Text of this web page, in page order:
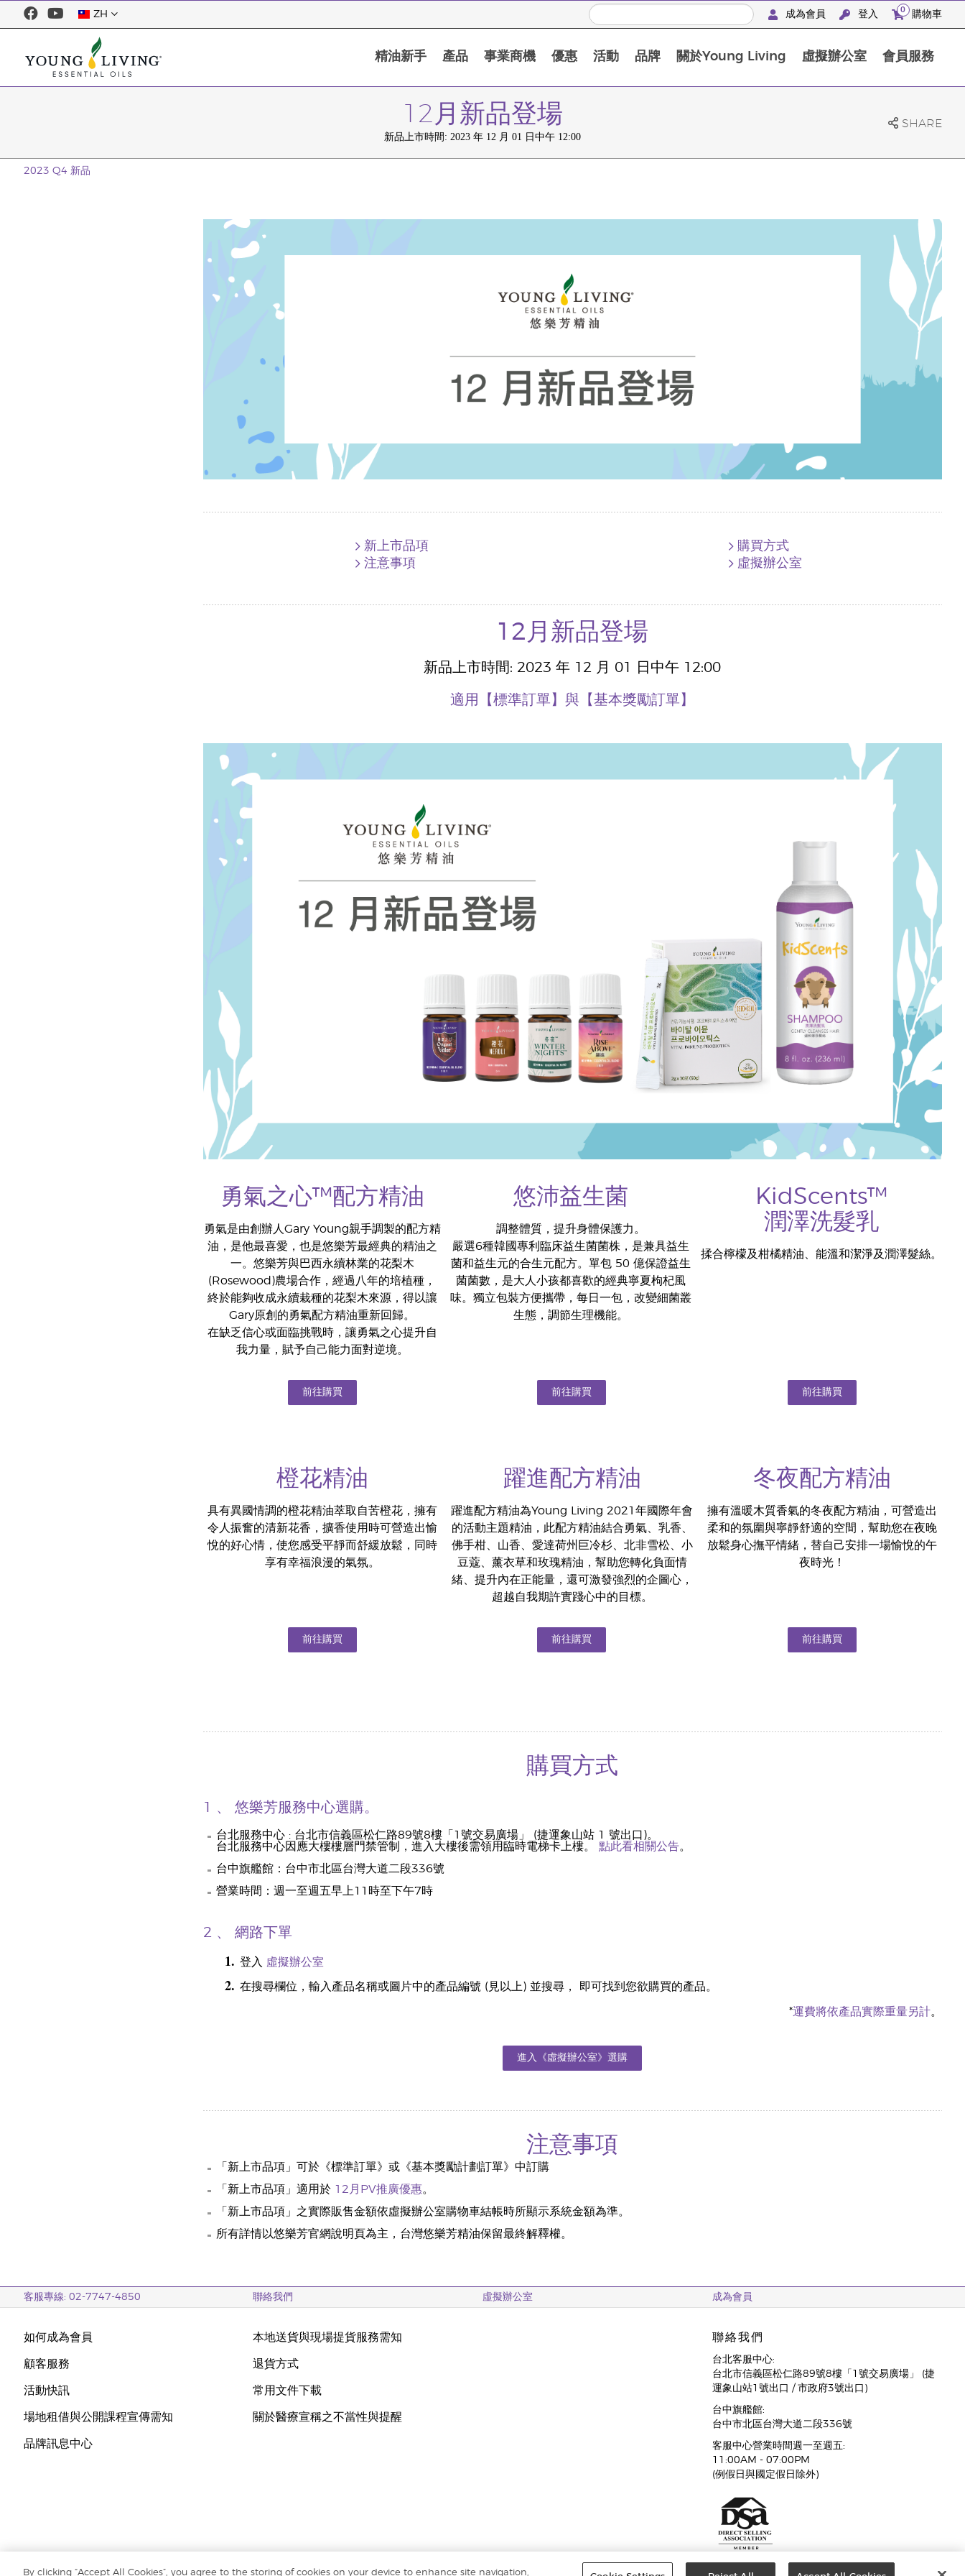
ZH 成為會員 登入 0 購物車
精油新手 產品 事業商機 優惠 活動 品牌 關於Young Living 虛擬辦公室 會員服務
12月新品登場
新品上市時間: 2023 年 12 月 01 日中午 12:00
SHARE
2023 Q4 新品
新上市品項
注意事項
購買方式
虛擬辦公室
12月新品登場
新品上市時間: 2023 年 12 月 01 日中午 12:00
適用【標準訂單】與【基本獎勵訂單】
勇氣之心™配方精油
勇氣是由創辦人Gary Young親手調製的配方精
油，是他最喜愛，也是悠樂芳最經典的精油之
一。悠樂芳與巴西永續林業的花梨木
(Rosewood)農場合作，經過八年的培植種，
終於能夠收成永續栽種的花梨木來源，得以讓
Gary原創的勇氣配方精油重新回歸。
在缺乏信心或面臨挑戰時，讓勇氣之心提升自
我力量，賦予自己能力面對逆境。
悠沛益生菌
調整體質，提升身體保護力。
嚴選6種韓國專利臨床益生菌菌株，是兼具益生
菌和益生元的合生元配方。單包 50 億保證益生
菌菌數，是大人小孩都喜歡的經典寧夏枸杞風
味。獨立包裝方便攜帶，每日一包，改變細菌叢
生態，調節生理機能。
KidScents™
潤澤洗髮乳
揉合檸檬及柑橘精油、能溫和潔淨及潤澤髮絲。
前往購買 前往購買 前往購買
橙花精油
具有異國情調的橙花精油萃取自苦橙花，擁有
令人振奮的清新花香，擴香使用時可營造出愉
悅的好心情，使您感受平靜而舒緩放鬆，同時
享有幸福浪漫的氣氛。
躍進配方精油
躍進配方精油為Young Living 2021年國際年會
的活動主題精油，此配方精油結合勇氣、乳香、
佛手柑、山香、愛達荷州巨冷杉、北非雪松、小
豆蔻、薰衣草和玫瑰精油，幫助您轉化負面情
緒、提升內在正能量，還可激發強烈的企圖心，
超越自我期許實踐心中的目標。
冬夜配方精油
擁有溫暖木質香氣的冬夜配方精油，可營造出
柔和的氛圍與寧靜舒適的空間，幫助您在夜晚
放鬆身心撫平情緒，替自己安排一場愉悅的午
夜時光！
前往購買 前往購買 前往購買
購買方式
1 、 悠樂芳服務中心選購。
台北服務中心 : 台北市信義區松仁路89號8樓「1號交易廣場」 (捷運象山站 1 號出口)。
台北服務中心因應大樓樓層門禁管制，進入大樓後需領用臨時電梯卡上樓。 點此看相關公告。
台中旗艦館：台中市北區台灣大道二段336號
營業時間：週一至週五早上11時至下午7時
2 、 網路下單
1. 登入 虛擬辦公室
2. 在搜尋欄位，輸入產品名稱或圖片中的產品編號 (見以上) 並搜尋， 即可找到您欲購買的產品。
*運費將依產品實際重量另計。
進入《虛擬辦公室》選購
注意事項
「新上市品項」可於《標準訂單》或《基本獎勵計劃訂單》中訂購
「新上市品項」適用於 12月PV推廣優惠。
「新上市品項」之實際販售金額依虛擬辦公室購物車結帳時所顯示系統金額為準。
所有詳情以悠樂芳官網說明頁為主，台灣悠樂芳精油保留最終解釋權。
客服專線: 02-7747-4850 聯絡我們 虛擬辦公室 成為會員
如何成為會員
顧客服務
活動快訊
場地租借與公開課程宣傳需知
品牌訊息中心
本地送貨與現場提貨服務需知
退貨方式
常用文件下載
關於醫療宣稱之不當性與提醒
聯絡我們
台北客服中心:
台北市信義區松仁路89號8樓「1號交易廣場」 (捷
運象山站1號出口 / 市政府3號出口)
台中旗艦館:
台中市北區台灣大道二段336號
客服中心營業時間週一至週五:
11:00AM - 07:00PM
(例假日與國定假日除外)
By clicking “Accept All Cookies”, you agree to the storing of cookies on your device to enhance site navigation,